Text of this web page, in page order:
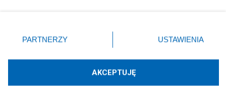
Technologię dostarcza:W3media.pl
zmienić/wycofać klikając przycisk ustawień prywatności
znajdujący się w lewym dolnym rogu strony
rodzaje przetwarzania danych nie wymagają zgody
użytkownika, ale masz prawo sprzeciwić się takiemu
przetwarzaniu. Preferencje będą miały zastosowania tylko
PARTNERZY USTAWIENIA
AKCEPTUJĘ